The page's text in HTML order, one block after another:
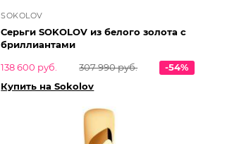
SOKOLOV
Серьги SOKOLOV из белого золота с
бриллиантами
138 600 руб.
307 990 руб.
-54%
Купить на Sokolov